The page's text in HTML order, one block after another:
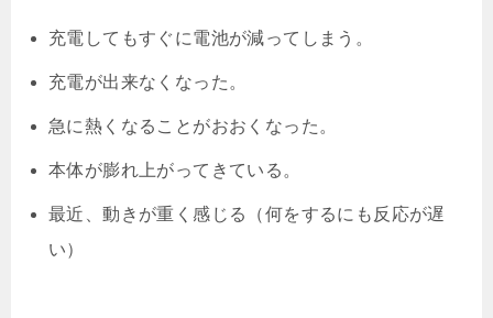
充電してもすぐに電池が減ってしまう。
充電が出来なくなった。
急に熱くなることがおおくなった。
本体が膨れ上がってきている。
最近、動きが重く感じる（何をするにも反応が遅
い）